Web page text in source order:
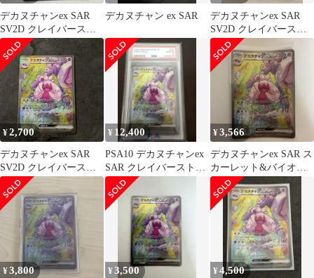
デカヌチャンex SAR
SV2D クレイバースト
093/071
デカヌチャン ex SAR
デカヌチャンex SAR
SV2D クレイバースト
093/071
¥2,700
デカヌチャンex SAR
SV2D クレイバースト
093/071
¥ 12,400
PSA10 デカヌチャンex
SAR クレイバースト
093/071
¥3,566
デカヌチャンex SAR ス
カーレット&バイオレ
ット 拡張パック クレイ
バース…
¥3,800 ¥3,500 ¥4,500